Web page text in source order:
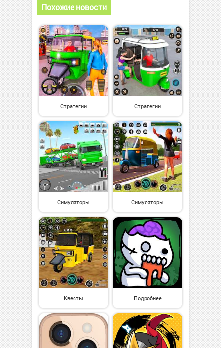
Похожие новости
Стратегии Стратегии
Симуляторы Симуляторы
Квесты Подробнее